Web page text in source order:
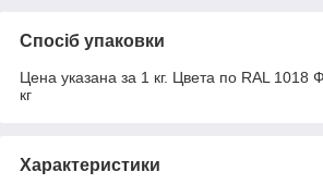
Спосіб упаковки
Цена указана за 1 кг. Цвета по RAL 1018
кг
Характеристики